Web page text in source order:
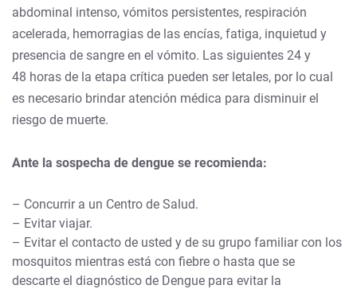
abdominal intenso, vómitos persistentes, respiración
acelerada, hemorragias de las encías, fatiga, inquietud y
presencia de sangre en el vómito. Las siguientes 24 y
48 horas de la etapa crítica pueden ser letales, por lo cual
es necesario brindar atención médica para disminuir el
riesgo de muerte.
Ante la sospecha de dengue se recomienda:
– Concurrir a un Centro de Salud.
– Evitar viajar.
– Evitar el contacto de usted y de su grupo familiar con los
mosquitos mientras está con fiebre o hasta que se
descarte el diagnóstico de Dengue para evitar la